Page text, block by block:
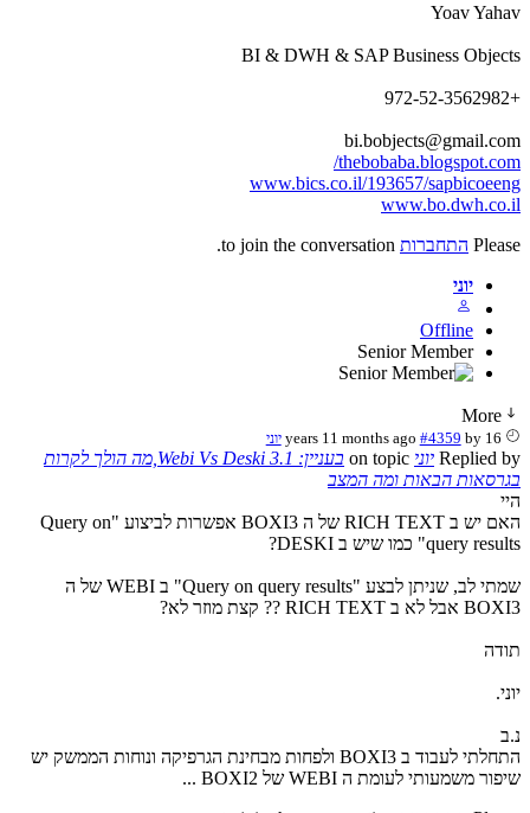
Yoav Yahav
BI & DWH & SAP Business Objects
+972-52-3562982
bi.bobjects@gmail.com
thebobaba.blogspot.com/
www.bics.co.il/193657/sapbicoeeng
www.bo.dwh.co.il
Please התחברות
יוני
Offline
Senior Member
More
16 years 11 months ago
#4359 by יוני
Replied by יוני
בעניין: Webi Vs Deski 3.1,מה הולך לקרות
בגרסאות הבאות ומה המצב
היי
האם יש ב RICH TEXT של ה BOXI3 אפשרות לביצוע "Query on
query results" כמו שיש ב DESKI?
שמתי לב, שניתן לבצע "Query on query results" ב WEBI של ה
BOXI3 אבל לא ב RICH TEXT ?? קצת מוזר לא?
תודה
יוני.
נ.ב
התחלתי לעבוד ב BOXI3 ולפחות מבחינת הגרפיקה ונוחות הממשק יש
שיפור משמעותי לעומת ה WEBI של BOXI2 ...